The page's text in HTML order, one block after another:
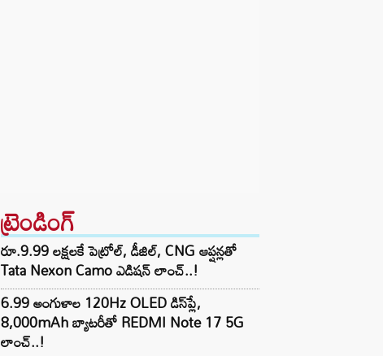
ట్రెండింగ్‌
రూ.9.99 లక్షలకే పెట్రోల్, డీజిల్, CNG ఆప్షన్లతో
Tata Nexon Camo ఎడిషన్ లాంచ్..!
6.99 అంగుళాల 120Hz OLED డిస్‌ప్లే,
8,000mAh బ్యాటరీతో REDMI Note 17 5G
లాంచ్..!